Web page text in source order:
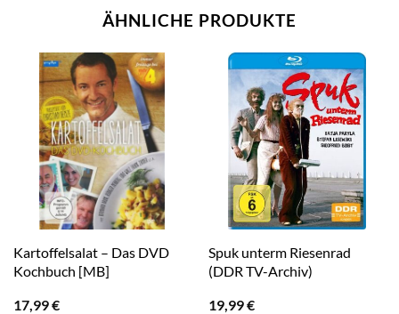
ÄHNLICHE PRODUKTE
Kartoffelsalat – Das DVD
Kochbuch [MB]
17,99€
Spuk unterm Riesenrad
(DDR TV-Archiv)
19,99€